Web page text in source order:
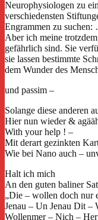
Neurophysiologen zu
verschiedensten
Engrammen zu
Aber ich meine
gefährlich sind. Sie
sie lassen bestimmte
dem Wunder des
und passim –
Solange diese anderen
Hier nun wieder &
With your help ! –
Mit derart gezinkten
Wie bei Nano auch –
Halt ich mich
An den guten baliner
„Die – wollen doch nur
Jenau – Un Jenau Dit –
Wollenmer – Nich –